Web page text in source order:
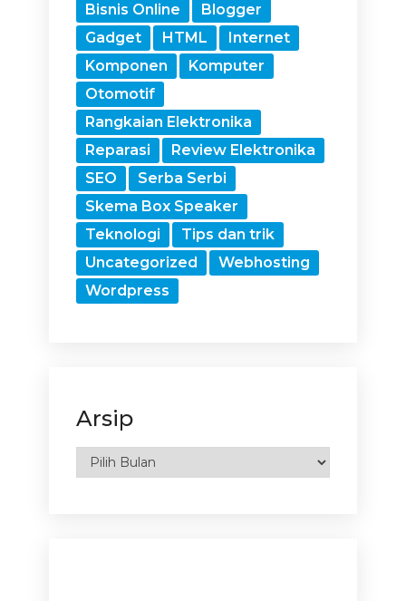
Bisnis Online
Blogger
Gadget
HTML
Internet
Komponen
Komputer
Otomotif
Rangkaian Elektronika
Reparasi
Review Elektronika
SEO
Serba Serbi
Skema Box Speaker
Teknologi
Tips dan trik
Uncategorized
Webhosting
Wordpress
Arsip
Arsip